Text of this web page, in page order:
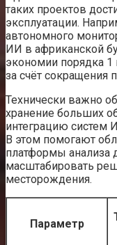
таких проектов
эксплуатации.
автономного
ИИ в африканской
экономии порядка
за счёт сокращения
Технически важно
хранение больших
интеграцию систем
В этом помогают
платформы анализа
масштабировать
месторождения.
Параметр